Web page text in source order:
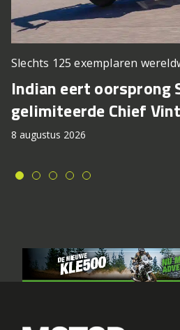
Slechts 125 exemplaren
Indian eert oorsprong
gelimiteerde Chief
8 augustus 2026